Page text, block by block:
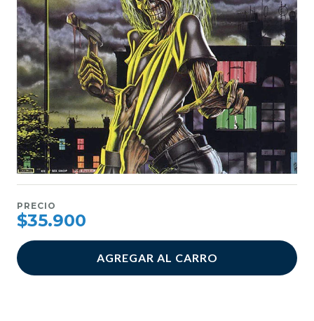
PRECIO
$35.900
AGREGAR AL CARRO